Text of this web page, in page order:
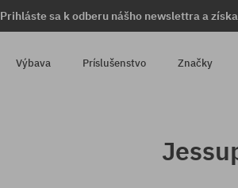
Prihláste sa k odberu nášho newslettra a
Výbava Príslušenstvo Značky